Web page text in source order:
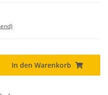
In den Warenkorb